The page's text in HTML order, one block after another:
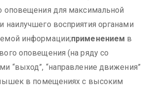
оповещения для максимальной
наилучшего восприятия органами
информации;применением в
оповещения (на ряду со
“выход”, “направление движения”
в помещениях с высоким